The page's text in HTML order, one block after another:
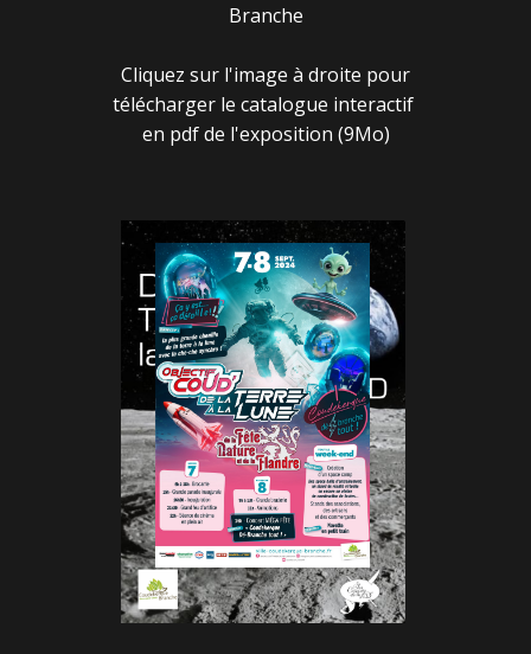
Branche
Cliquez sur l'image à droite pour
télécharger le catalogue interactif
en pdf de l'exposition (9Mo)